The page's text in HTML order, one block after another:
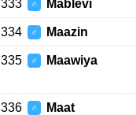
333 ♂ Mablevi
334 ♂ Maazin
335 ♂ Maawiya
336 ♂ Maat